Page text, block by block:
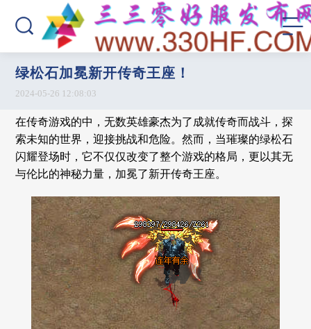
绿松石加冕新开传奇王座！
2024-05-26 12:08:03
在传奇游戏的中，无数英雄豪杰为了成就传奇而战斗，探
索未知的世界，迎接挑战和危险。然而，当璀璨的绿松石
闪耀登场时，它不仅仅改变了整个游戏的格局，更以其无
与伦比的神秘力量，加冕了新开传奇王座。